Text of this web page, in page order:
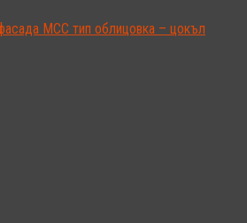
MCC тип облицовка – цокъл